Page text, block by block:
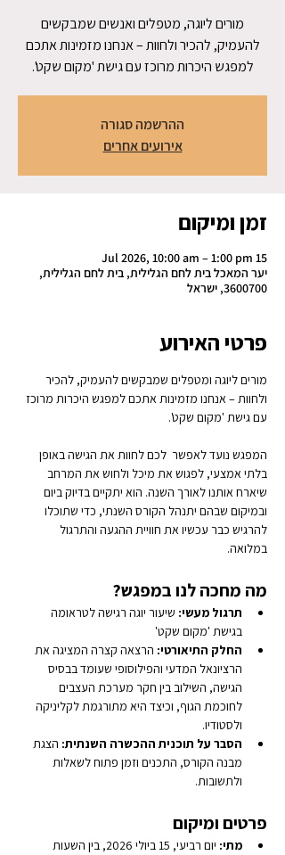
מורים ליוגה, מטפלים ואנשים שמבקשים
להעמיק, להכיר ולחוות – אנחנו מזמינות אתכם
למפגש היכרות מרוכז עם גישת 'מקום שקט'.
ההרשמה סגורה
אירועים אחרים
זמן ומיקום
15 Jul 2026, 10:00 am – 1:00 pm
יער המאכל בית לחם הגלילית, בית לחם הגלילית,
3600700, ישראל
פרטי האירוע
מורים ליוגה ומטפלים שמבקשים להעמיק, להכיר
ולחוות – אנחנו מזמינות אתכם למפגש היכרות מרוכז
עם גישת 'מקום שקט'.
המפגש נועד לאפשר  לכם לחוות את הגישה באופן
בלתי אמצעי, לפגוש את מיכל ולחוש את המרחב
שיארח אותנו לאורך השנה. הוא יתקיים בדיוק ביום
ובמיקום שבהם יתנהל הקורס השנתי, כדי שתוכלו
להרגיש כבר עכשיו את חוויית ההגעה והתרגול
במלואה.
מה מחכה לנו במפגש?
תרגול מעשי: שיעור יוגה רגישה לטראומה
בגישת 'מקום שקט'
החלק התיאורטי: הרצאה קצרה המציגה את
הרציונאל המדעי והפילוסופי שעומד בבסיס
הגישה, השילוב בין חקר מערכת העצבים
לחוכמת הגוף, וכיצד היא מתורגמת לקליניקה
ולסטודיו.
הסבר על תוכנית ההכשרה השנתית: הצגת
מבנה הקורס, התכנים וזמן פתוח לשאלות
ולתשובות.
פרטים ומיקום
מתי:
יום רביעי, 15 ביולי 2026, בין השעות